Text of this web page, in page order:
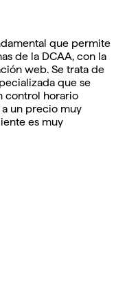
que permite
de la DCAA, con la
web. Se trata de
que se
control horario
un precio muy
es muy